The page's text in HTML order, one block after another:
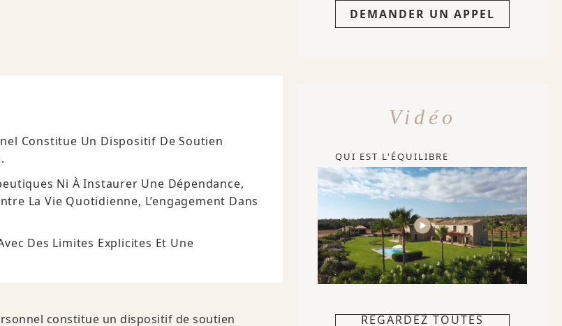
Constitue Un Dispositif De Soutien
Ni À Instaurer Une Dépendance,
La Vie Quotidienne, L’engagement Dans
Des Limites Explicites Et Une
constitue un dispositif de soutien
DEMANDER UN APPEL
Vidéo
QUI EST L'ÉQUILIBRE
REGARDEZ TOUTES